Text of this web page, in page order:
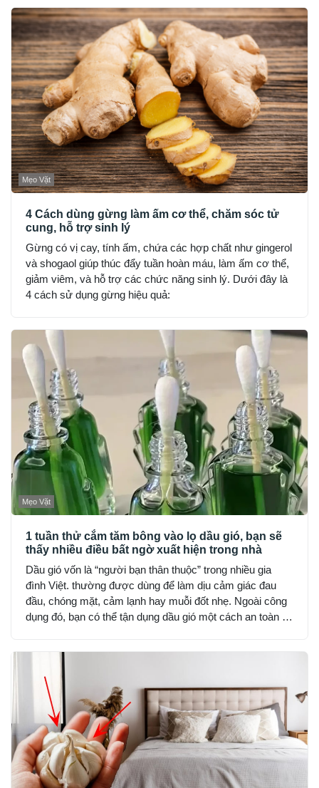
Mẹo Vặt
4 Cách dùng gừng làm ấm cơ thể, chăm sóc tử
cung, hỗ trợ sinh lý
Gừng có vị cay, tính ấm, chứa các hợp chất như gingerol
và shogaol giúp thúc đẩy tuần hoàn máu, làm ấm cơ thể,
giảm viêm, và hỗ trợ các chức năng sinh lý. Dưới đây là
4 cách sử dụng gừng hiệu quả:
Mẹo Vặt
1 tuần thử cắm tăm bông vào lọ dầu gió, bạn sẽ
thấy nhiều điều bất ngờ xuất hiện trong nhà
Dầu gió vốn là “người bạn thân thuộc” trong nhiều gia
đình Việt. thường được dùng để làm dịu cảm giác đau
đầu, chóng mặt, cảm lạnh hay muỗi đốt nhẹ. Ngoài công
dụng đó, bạn có thể tận dụng dầu gió một cách an toàn và
hoàn toàn.